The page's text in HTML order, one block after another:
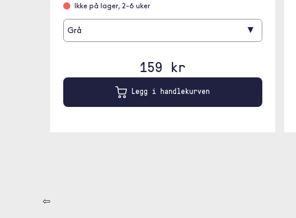
Ikke på lager, 2-6 uker
Grå ▾
159 kr
Legg i handlekurven
⇦